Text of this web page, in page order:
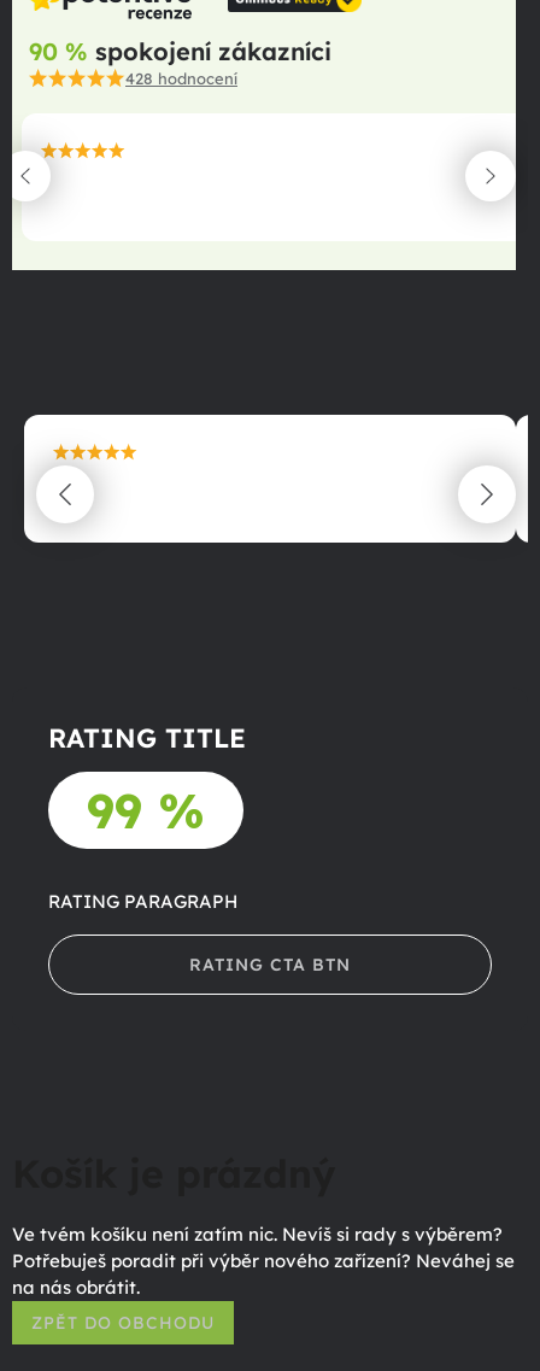
90 % spokojení zákazníci
428 hodnocení
maximální spokojenost
22.06.2025
maximální spokojenost
22.06.2025
RATING TITLE
99 %
RATING PARAGRAPH
RATING CTA BTN
Ve tvém košíku není zatím nic. Nevíš si rady s výběrem?
Potřebuješ poradit při výběr nového zařízení? Neváhej se
na nás obrátit.
ZPĚT DO OBCHODU